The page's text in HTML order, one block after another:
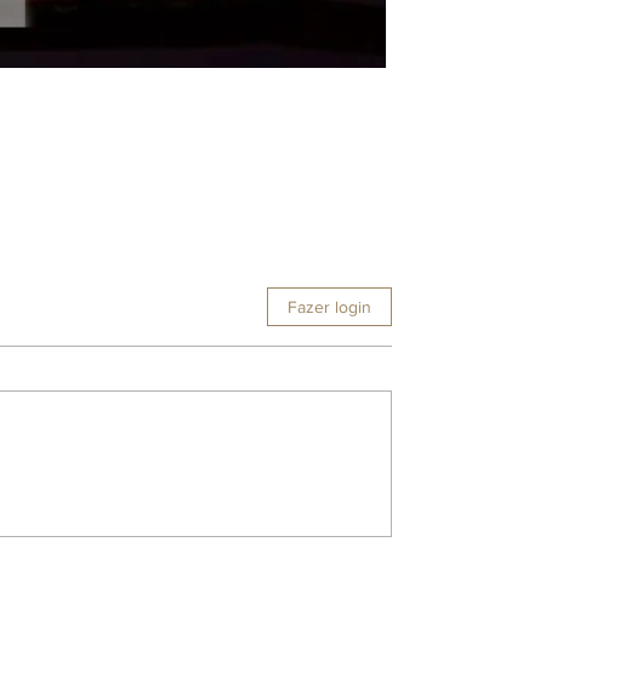
Fazer login